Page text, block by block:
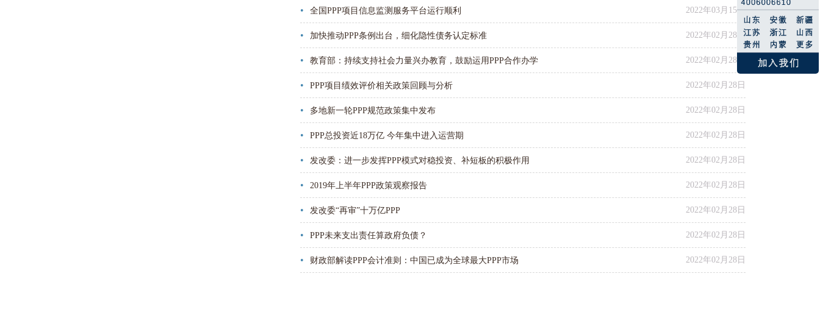
• 全国PPP项目信息监测服务平台运行顺利 2022年03月15日
• 加快推动PPP条例出台，细化隐性债务认定标准 2022年02月28日
• 教育部：持续支持社会力量兴办教育，鼓励运用PPP合作办学 2022年02月28日
• PPP项目绩效评价相关政策回顾与分析 2022年02月28日
• 多地新一轮PPP规范政策集中发布 2022年02月28日
• PPP总投资近18万亿 今年集中进入运营期 2022年02月28日
• 发改委：进一步发挥PPP模式对稳投资、补短板的积极作用 2022年02月28日
• 2019年上半年PPP政策观察报告 2022年02月28日
• 发改委“再审”十万亿PPP 2022年02月28日
• PPP未来支出责任算政府负债？ 2022年02月28日
• 财政部解读PPP会计准则：中国已成为全球最大PPP市场 2022年02月28日